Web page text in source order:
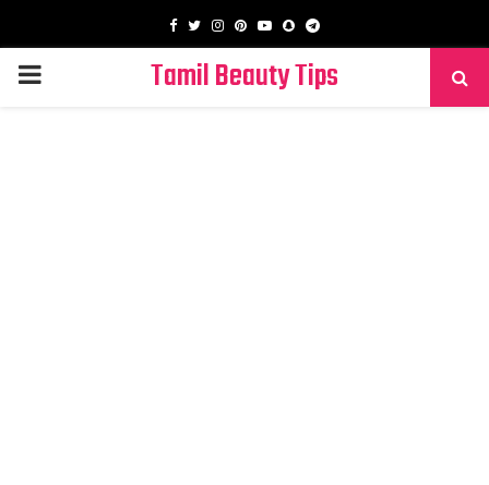
Facebook
TwitterInstagram
PinterestYoutube
SnapchatTelegram
PRIMARY
Tamil Beauty Tips